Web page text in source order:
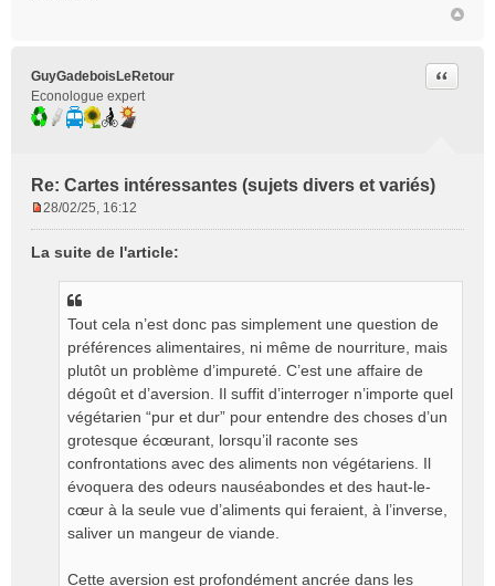
GuyGadeboisLeRetour
Econologue expert
Re: Cartes intéressantes (sujets divers et variés)
Citer
s
28/02/25, 16:12
La suite de l'article:
Tout cela n’est donc pas simplement une question de
préférences alimentaires, ni même de nourriture, mais
plutôt un problème d’impureté. C’est une affaire de
dégoût et d’aversion. Il suffit d’interroger n’importe quel
végétarien “pur et dur” pour entendre des choses d’un
grotesque écœurant, lorsqu’il raconte ses
confrontations avec des aliments non végétariens. Il
évoquera des odeurs nauséabondes et des haut-le-
cœur à la seule vue d’aliments qui feraient, à l’inverse,
saliver un mangeur de viande.
Cette aversion est profondément ancrée dans les